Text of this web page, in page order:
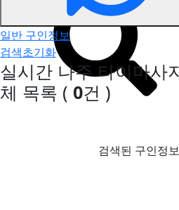
일반 구인정보
검색초기화
실시간 나주 타이마사
체 목록 ( 0건 )
검색된 구인정